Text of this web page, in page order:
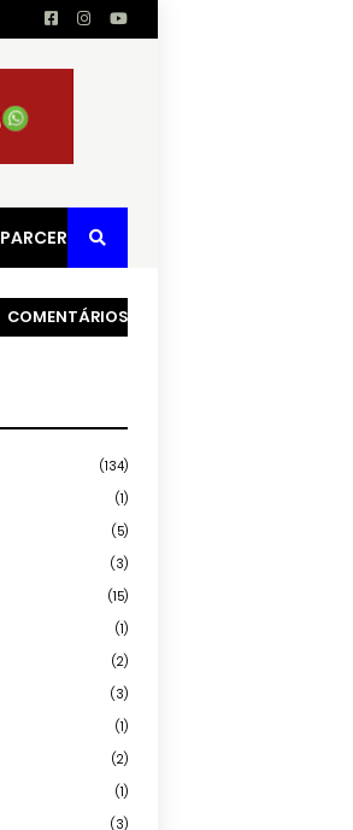
PARCERIAS
COMENTÁRIOS
(134)
(1)
(5)
(3)
(15)
(1)
(2)
(3)
(1)
(2)
(1)
(3)